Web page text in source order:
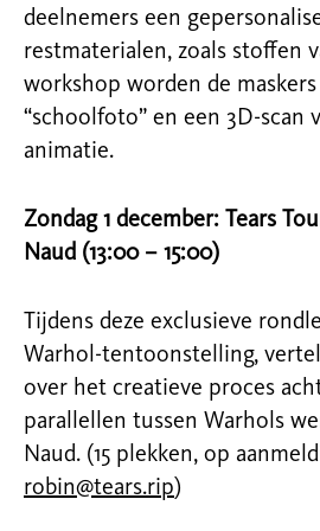
deelnemers een
restmaterialen, zoals stoffen
workshop worden de
“schoolfoto” en een 3D-scan
animatie.
Zondag 1 december: Tears
Naud (13:00 – 15:00)
Tijdens deze exclusieve
Warhol-tentoonstelling,
over het creatieve proces
parallellen tussen Warhols
Naud. (15 plekken, op
robin@tears.rip)